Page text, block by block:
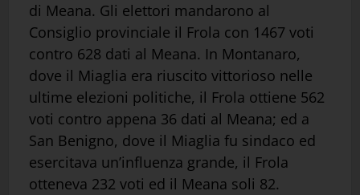
di Meana. Gli elettori mandarono al
Consiglio provinciale il Frola con 1467 voti
contro 628 dati al Meana. In Montanaro,
dove il Miaglia era riuscito vittorioso nelle
ultime elezioni politiche, il Frola ottiene 562
voti contro appena 36 dati al Meana; ed a
San Benigno, dove il Miaglia fu sindaco ed
esercitava un’influenza grande, il Frola
otteneva 232 voti ed il Meana soli 82.